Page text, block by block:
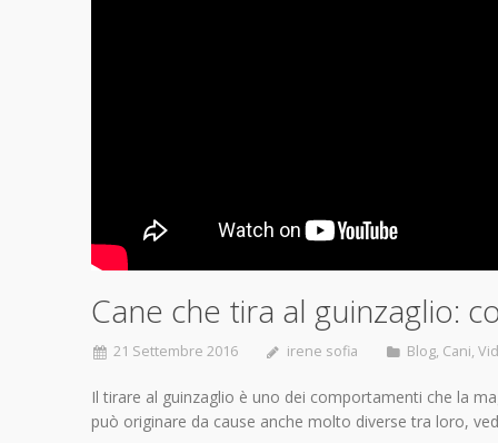
Cane che tira al guinzaglio:
21 Settembre 2016 irene sofia Blog, Cani,
Il tirare al guinzaglio è uno dei comportamenti che la
può originare da cause anche molto diverse tra loro,